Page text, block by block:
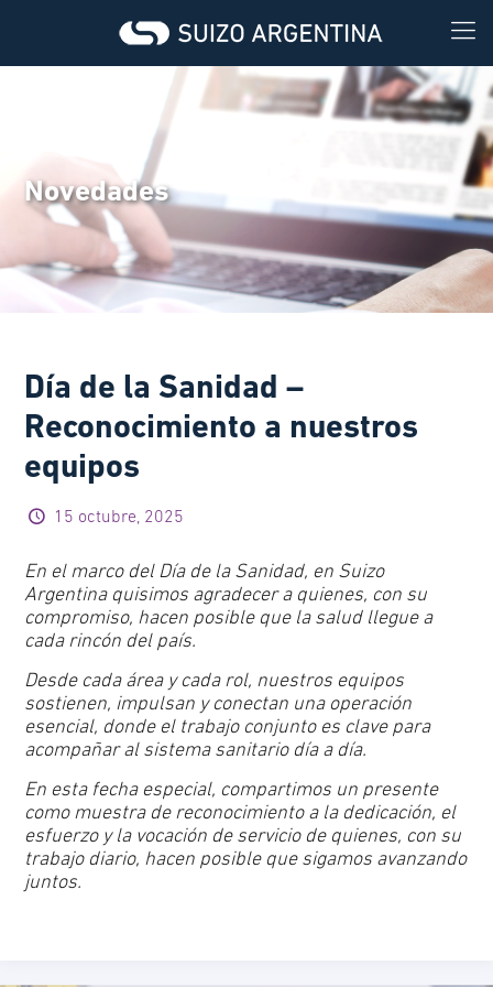
Novedades
Día de la Sanidad –
Reconocimiento a nuestros
equipos
15 octubre, 2025
En el marco del Día de la Sanidad, en Suizo
Argentina quisimos agradecer a quienes, con su
compromiso, hacen posible que la salud llegue a
cada rincón del país.
Desde cada área y cada rol, nuestros equipos
sostienen, impulsan y conectan una operación
esencial, donde el trabajo conjunto es clave para
acompañar al sistema sanitario día a día.
En esta fecha especial, compartimos un presente
como muestra de reconocimiento a la dedicación, el
esfuerzo y la vocación de servicio de quienes, con su
trabajo diario, hacen posible que sigamos avanzando
juntos.